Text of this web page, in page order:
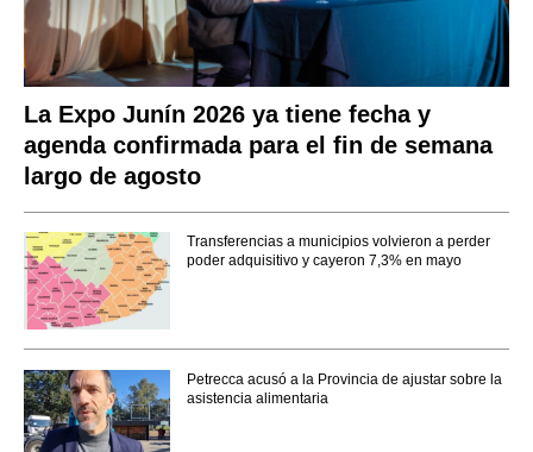
La Expo Junín 2026 ya tiene fecha y
agenda confirmada para el fin de semana
largo de agosto
Transferencias a municipios volvieron a perder
poder adquisitivo y cayeron 7,3% en mayo
Petrecca acusó a la Provincia de ajustar sobre la
asistencia alimentaria